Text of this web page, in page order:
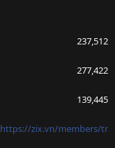
237,512
277,422
139,445
https://zix.vn/members/tr